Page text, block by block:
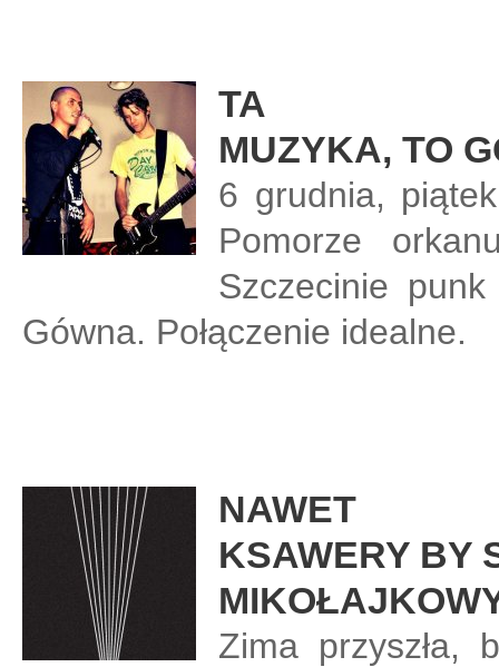
TA
MUZYKA, TO
6 grudnia,
Pomorze
Szczecinie
Gówna. Połączenie idealne.
NAWET
KSAWERY BY
Zima przyszła,